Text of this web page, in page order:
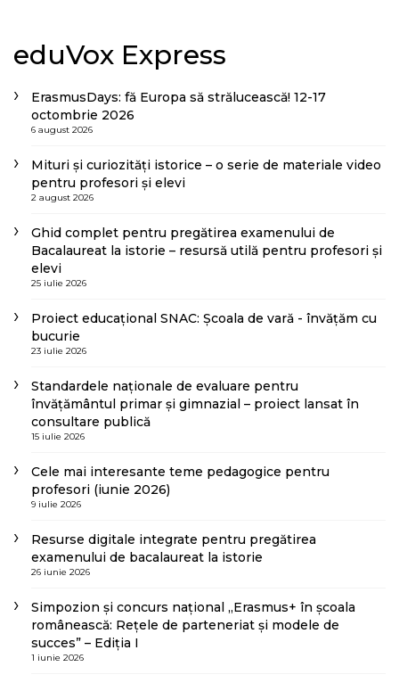
eduVox Express
ErasmusDays: fă Europa să strălucească! 12-17
octombrie 2026
6 august 2026
Mituri și curiozități istorice – o serie de materiale video
pentru profesori și elevi
2 august 2026
Ghid complet pentru pregătirea examenului de
Bacalaureat la istorie – resursă utilă pentru profesori și
elevi
25 iulie 2026
Proiect educațional SNAC: Școala de vară - învățăm cu
bucurie
23 iulie 2026
Standardele naționale de evaluare pentru
învățământul primar și gimnazial – proiect lansat în
consultare publică
15 iulie 2026
Cele mai interesante teme pedagogice pentru
profesori (iunie 2026)
9 iulie 2026
Resurse digitale integrate pentru pregătirea
examenului de bacalaureat la istorie
26 iunie 2026
Simpozion și concurs național „Erasmus+ în școala
românească: Rețele de parteneriat și modele de
succes” – Ediția I
1 iunie 2026